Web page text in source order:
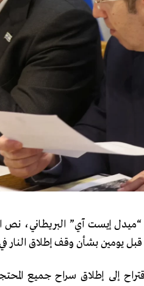
إيست آي” البريطاني، نص
يومين بشأن وقف إطلاق النار
إلى إطلاق سراح جميع